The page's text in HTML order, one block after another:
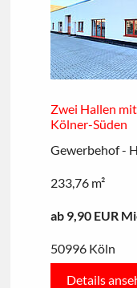
Zwei Hallen
Kölner-Süden
Gewerbehof -
233,76 m²
ab 9,90 EUR
50996 Köln
Details